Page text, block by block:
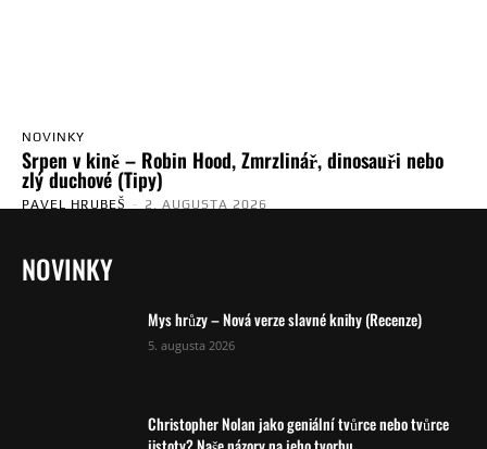
NOVINKY
Srpen v kině – Robin Hood, Zmrzlinář, dinosauři nebo
zlý duchové (Tipy)
PAVEL HRUBEŠ - 2. AUGUSTA 2026
NOVINKY
Mys hrůzy – Nová verze slavné knihy (Recenze)
5. augusta 2026
Christopher Nolan jako geniální tvůrce nebo tvůrce